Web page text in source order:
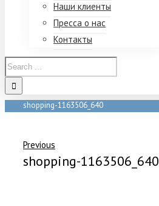
Наши клиенты
Пресса о нас
Контакты
shopping-1163506_640
Previous
shopping-1163506_640